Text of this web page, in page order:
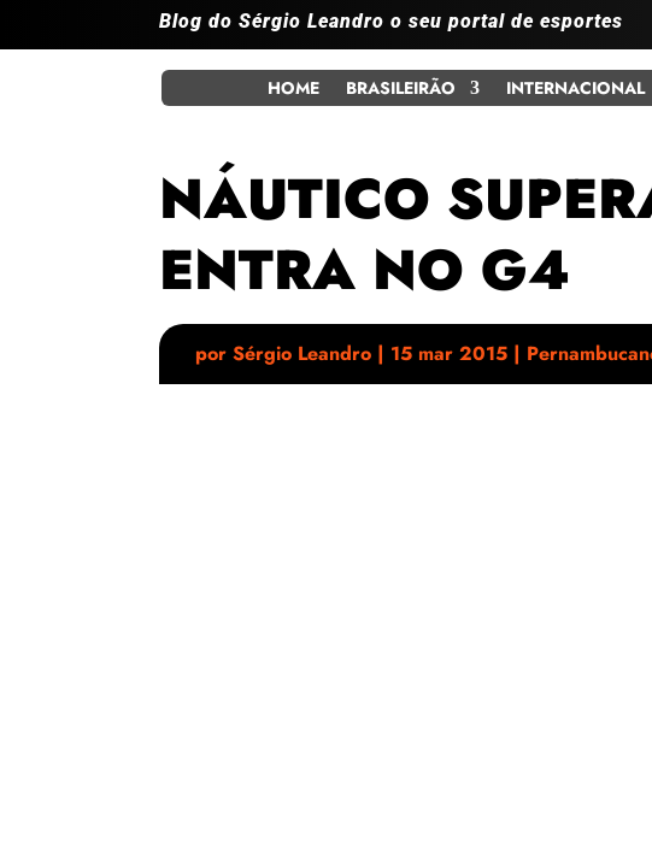
Blog do Sérgio Leandro o seu portal de esportes
HOME BRASILEIRÃO INTERNACIONAL
NÁUTICO
ENTRA NO G4
por Sérgio Leandro | 15 mar 2015 |